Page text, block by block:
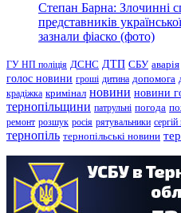
Степан Барна: Злочинні
представників
зазнали фіаско (фото)
ГУ НП поліція ДСНС ДТП СБУ аварія
голос новини гроші дитина допомога
крадіжка кримінал новини новини
тернопільщини патрульні погода
ремонт розшук росія рятувальники
тернопіль тернопільські новини